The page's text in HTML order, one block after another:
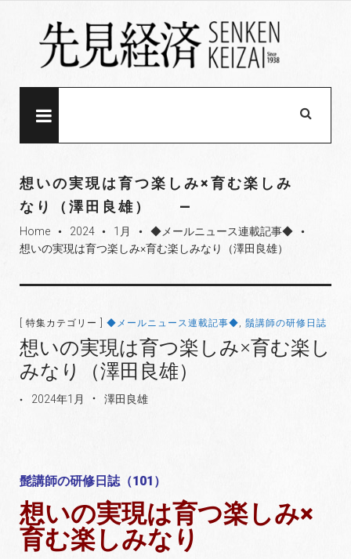
想いの実現は育つ楽しみ×育む楽しみ
なり（澤田良雄）
Home fiber_manual_record 2024 fiber_manual_record 1月 fiber_manual_record ◆メールニュース連載記事◆ fiber_manual_record
想いの実現は育つ楽しみ×育む楽しみなり（澤田良雄）
[ 特集カテゴリー ] ◆メールニュース連載記事◆ 鬚講師の研修日誌
想いの実現は育つ楽しみ×育む楽し
みなり（澤田良雄）
2024年1月 澤田良雄
髭講師の研修日誌（101）
想いの実現は育つ楽しみ×
育む楽しみなり